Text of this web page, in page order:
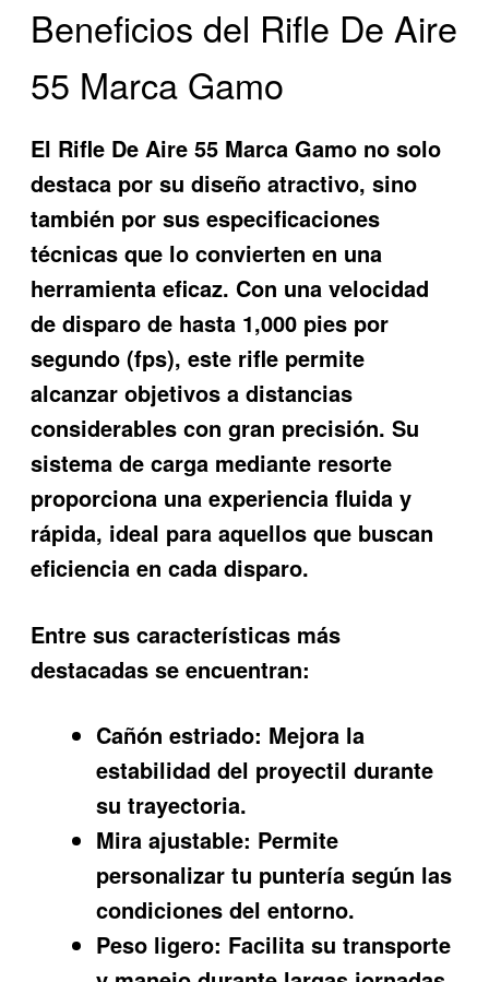
Beneficios del Rifle De Aire
55 Marca Gamo
El Rifle De Aire 55 Marca Gamo no solo
destaca por su diseño atractivo, sino
también por sus especificaciones
técnicas que lo convierten en una
herramienta eficaz. Con una velocidad
de disparo de hasta 1,000 pies por
segundo (fps), este rifle permite
alcanzar objetivos a distancias
considerables con gran precisión. Su
sistema de carga mediante resorte
proporciona una experiencia fluida y
rápida, ideal para aquellos que buscan
eficiencia en cada disparo.
Entre sus características más
destacadas se encuentran:
Cañón estriado: Mejora la
estabilidad del proyectil durante
su trayectoria.
Mira ajustable: Permite
personalizar tu puntería según las
condiciones del entorno.
Peso ligero: Facilita su transporte